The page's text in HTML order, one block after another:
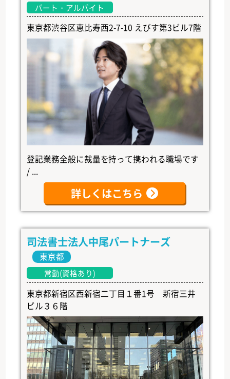
パート・アルバイト
東京都渋谷区恵比寿西2-7-10 えびす第3ビル7階
登記業務全般に裁量を持って携われる職場です
/ ...
詳しくはこちら
司法書士法人中尾パートナーズ
東京都
常勤(資格あり)
東京都新宿区西新宿二丁目１番1号 新宿三井
ビル３６階